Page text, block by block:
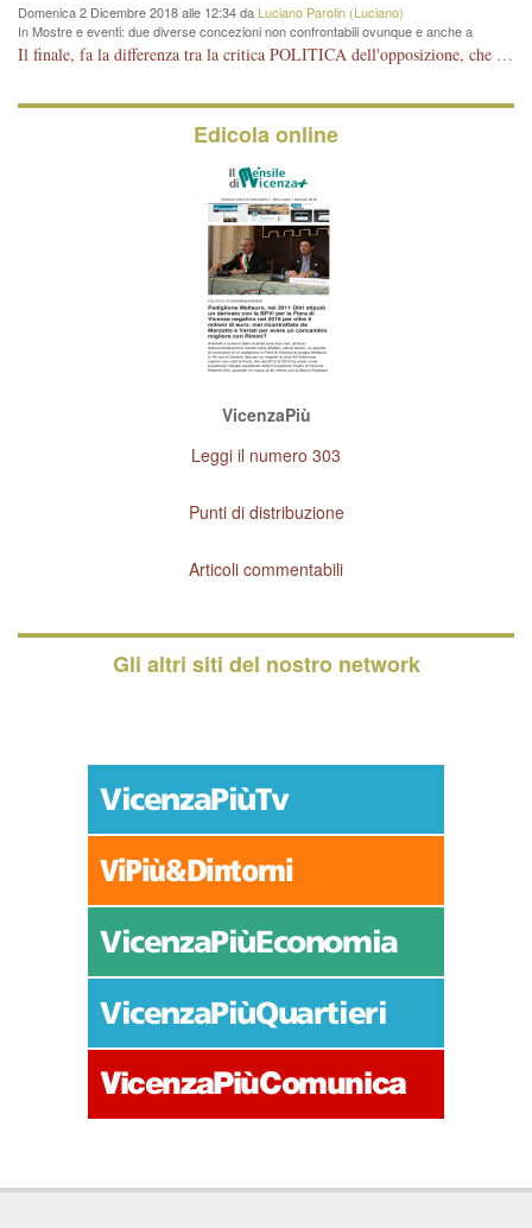
Domenica 2 Dicembre 2018 alle 12:34 da Luciano Parolin (Luciano)
In Mostre e eventi: due diverse concezioni non confrontabili ovunque e anche a
Vicenza
Il finale, fa la differenza tra la critica POLITICA dell'opposizione, che ha perso le elezioni ed è minoranza e non trova altri argomenti per politicizzare sul sito qua o là ? La critica d'arte invece è un'altra cosa che lascio agli altri. Per ora mi basta la lezione magistrale del prof. Giulianati.
Edicola online
VicenzaPiù
Leggi il numero 303
Punti di distribuzione
Articoli commentabili
Gli altri siti del nostro network